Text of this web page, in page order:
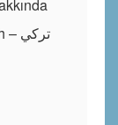
sorguya çekecektir. Türkçe – Turkish – تركي